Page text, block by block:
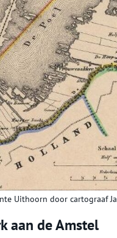
Uithoorn door cartograaf
aan de Amstel